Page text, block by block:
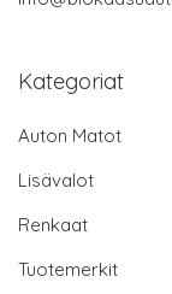
Kategoriat
Auton Matot
Lisävalot
Renkaat
Tuotemerkit